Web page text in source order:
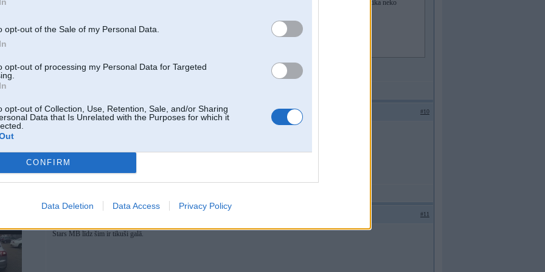
opt-out of the Sale of my Personal Data.
opt-out of processing my Personal Data for Targeted
opt-out of Collection, Use, Retention, Sale, and/or Sharing
Data that Is Unrelated with the Purposes for which it
CONFIRM
Data Deletion Data Access Privacy Policy
pie IR sensora ar dazreiz gadās, ka nevar. Atslega it kaa strādā-diode mirgo. "8" drosinatajs vesels. Diagnostika neko
Paldies jau iepriekš!
02. Apr 2020, 23:12 #10
Vai kāds varētu ieteikt labu servisu busiņam Mercedes Benz Viano 2013. g?
#11
Stars MB līdz šim ir tikuši galā.